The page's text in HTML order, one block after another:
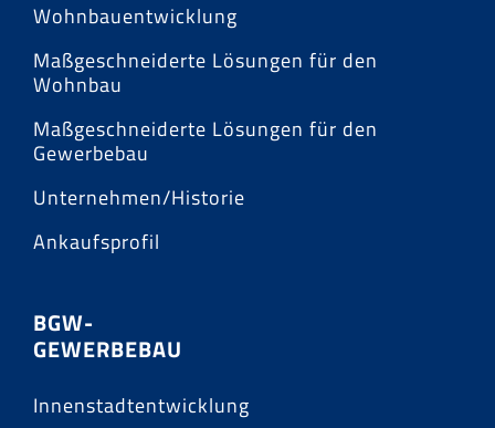
Wohnbauentwicklung
Maßgeschneiderte Lösungen für den
Wohnbau
Maßgeschneiderte Lösungen für den
Gewerbebau
Unternehmen/Historie
Ankaufsprofil
BGW-
GEWERBEBAU
Innenstadtentwicklung